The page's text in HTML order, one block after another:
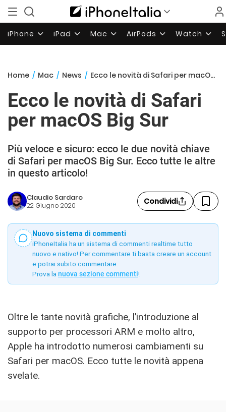
iPhone iPad Mac AirPods Watch
Home / Mac / News / Ecco le novità di Safari per macOS Big Sur
Ecco le novità di Safari
per macOS Big Sur
Più veloce e sicuro: ecco le due novità chiave
di Safari per macOS Big Sur. Ecco tutte le altre
in questo articolo!
Claudio Sardaro
22 Giugno 2020 Condividi
Nuovo sistema di commenti
iPhoneItalia ha un sistema di commenti realtime tutto
nuovo e nativo! Per commentare ti basta creare un account
e potrai subito commentare.
Prova la nuova sezione commenti!
Oltre le tante novità grafiche, l’introduzione al
supporto per processori ARM e molto altro,
Apple ha introdotto numerosi cambiamenti su
Safari per macOS. Ecco tutte le novità appena
svelate.